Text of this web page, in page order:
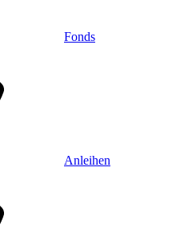
Fonds
Anleihen